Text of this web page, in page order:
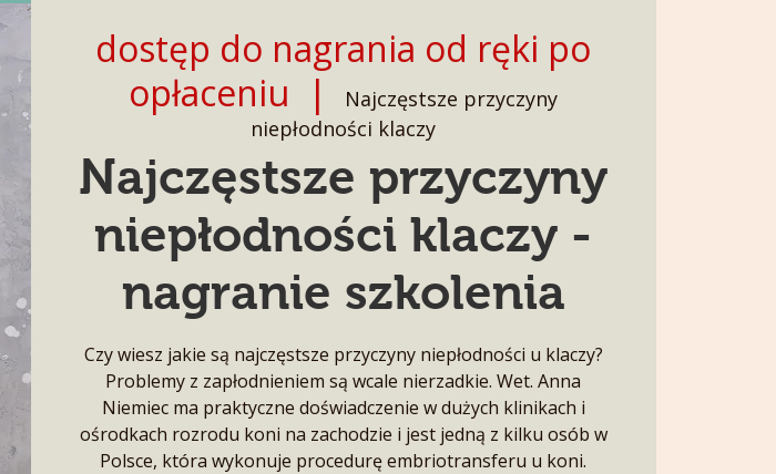
dostęp do nagrania od ręki po
opłaceniu
  |
Najczęstsze przyczyny
niepłodności klaczy
Najczęstsze przyczyny
niepłodności klaczy -
nagranie szkolenia
Czy wiesz jakie są najczęstsze przyczyny niepłodności u klaczy?
Problemy z zapłodnieniem są wcale nierzadkie. Wet. Anna
Niemiec ma praktyczne doświadczenie w dużych klinikach i
ośrodkach rozrodu koni na zachodzie i jest jedną z kilku osób w
Polsce, która wykonuje procedurę embriotransferu u koni.